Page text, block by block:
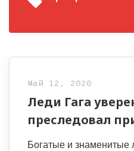
Май 12, 2020
Леди Гага
преследовал
Богатые и знаменитые